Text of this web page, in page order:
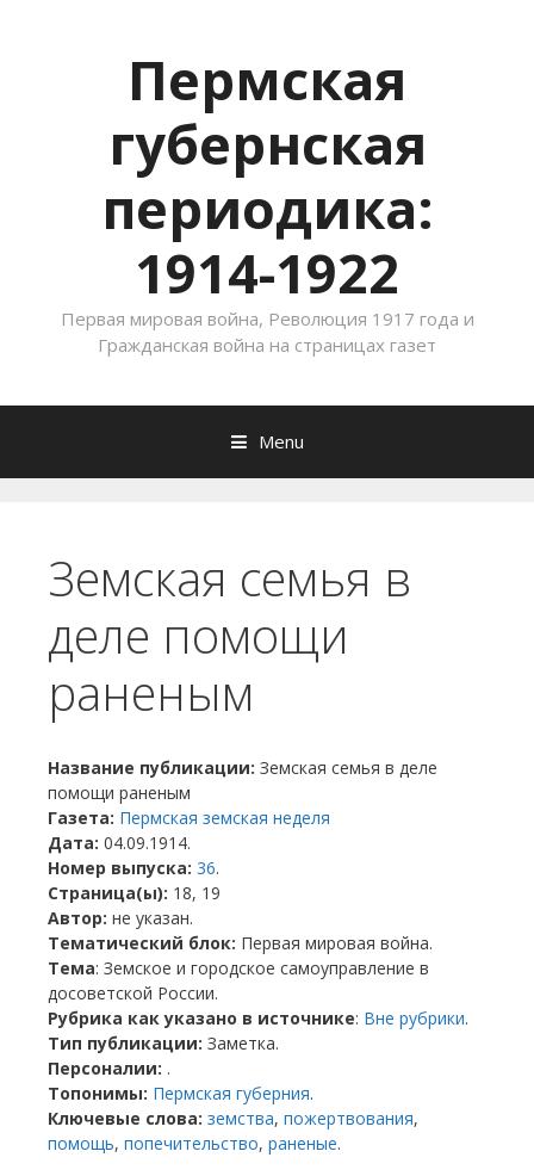
Пермская
губернская
периодика:
1914-1922
Первая мировая война, Революция 1917 года и
Гражданская война на страницах газет
Menu
Земская семья в
деле помощи
раненым
Название публикации: Земская семья в деле
помощи раненым
Газета: Пермская земская неделя
Дата: 04.09.1914.
Номер выпуска: 36.
Страница(ы): 18, 19
Автор: не указан.
Тематический блок: Первая мировая война.
Тема: Земское и городское самоуправление в
досоветской России.
Рубрика как указано в источнике: Вне рубрики.
Тип публикации: Заметка.
Персоналии: .
Топонимы: Пермская губерния.
Ключевые слова: земства, пожертвования,
помощь, попечительство, раненые.